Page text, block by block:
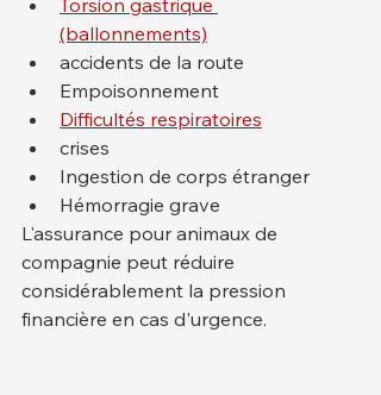
(ballonnements)
accidents de la route
Empoisonnement
Difficultés respiratoires
crises
Ingestion de corps étranger
Hémorragie grave
L'assurance pour animaux de
compagnie peut réduire
considérablement la pression
financière en cas d'urgence.